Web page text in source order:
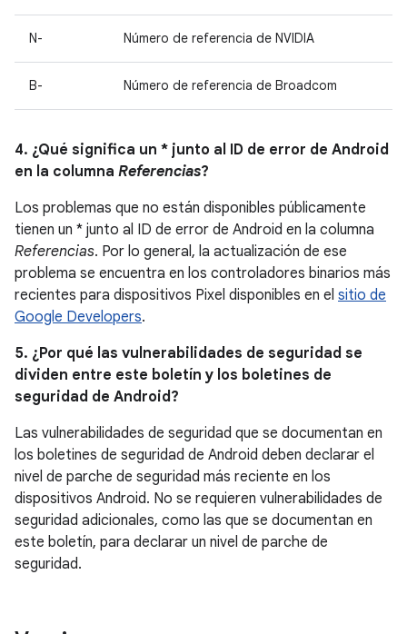
N- Número de referencia de NVIDIA
B- Número de referencia de Broadcom
4. ¿Qué significa un * junto al ID de error de Android
en la columna Referencias?
Los problemas que no están disponibles públicamente
tienen un * junto al ID de error de Android en la columna
Referencias. Por lo general, la actualización de ese
problema se encuentra en los controladores binarios más
recientes para dispositivos Pixel disponibles en el sitio de
Google Developers.
5. ¿Por qué las vulnerabilidades de seguridad se
dividen entre este boletín y los boletines de
seguridad de Android?
Las vulnerabilidades de seguridad que se documentan en
los boletines de seguridad de Android deben declarar el
nivel de parche de seguridad más reciente en los
dispositivos Android. No se requieren vulnerabilidades de
seguridad adicionales, como las que se documentan en
este boletín, para declarar un nivel de parche de
seguridad.